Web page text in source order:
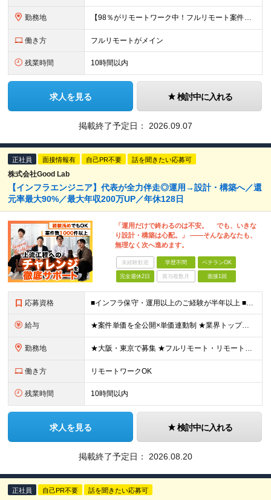
勤務地 【98％がリモートワーク中！フルリモート案件も豊富】 秋葉原オフィス、福岡オフィス、 リモートワークまたは全国のプロジェクト先にて勤務となります ※転勤はありません ＜本社＞ 東京都台東区台東4-
働き方 フルリモートがメイン
残業時間 10時間以内
求人を見る 検討中に入れる
掲載終了予定日： 2026.09.07
正社員 面接情報有 自己PR不要 話を聞きたい応募可
株式会社Good Lab
【インフラエンジニア】代表が全力伴走◎運用→設計・構築へ／還
元率最大90%／最大年収200万UP／年休128日
「運用だけで終わるのは不安。 でも、いきな
り設計・構築は心配。」 ——そんなあなたも、
無理なく次へ進めます。
未経験歓迎 学歴不問 ベテランOK
完全週休2日 賞与複数月 面接1回
応募資格 ■インフラ保守・運用以上のご経験が半年以上 ■学歴不問/ブランクOK ※運用・保守／テスター／デバッガー／キッティングのみの経験でもOKです。 《 こんな気持ちがあれば、まず話しましょう！ 》 ・
給与 ★案件単価を全公開×単価連動制 ★業界トップクラスの還元率（75％～90％） ★年収200万円UPの実績あり！ 月給35～85万円（固定残業代含む）＋賞与年1回＋各種手当 ※固定残業代は、時間外労働
勤務地 ★大阪・東京で募集 ★フルリモート・リモートワークOK ★出社派も大歓迎！駅チカオフィスで通勤ラクラク ★会社都合の転勤なし ■大阪本社 大阪府大阪市北区西天満5丁目16-3 西天満ファイブビル 6
働き方 リモートワークOK
残業時間 10時間以内
求人を見る 検討中に入れる
掲載終了予定日： 2026.08.20
正社員 自己PR不要 話を聞きたい応募可